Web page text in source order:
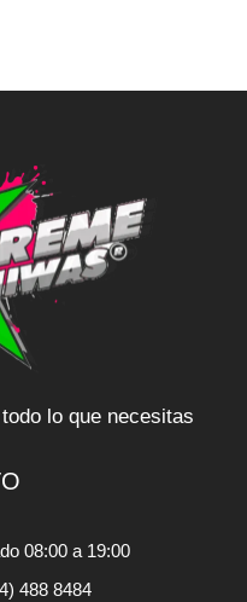
lo que necesitas
08:00 a 19:00
488 8484